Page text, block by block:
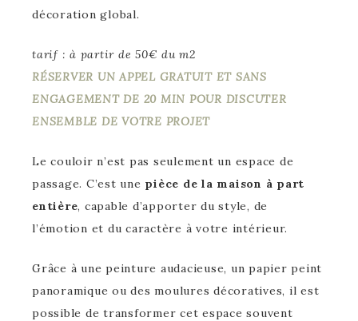
décoration global.
tarif : à partir de 50€ du m2
RÉSERVER UN APPEL GRATUIT ET SANS
ENGAGEMENT DE 20 MIN POUR DISCUTER
ENSEMBLE DE VOTRE PROJET
Le couloir n’est pas seulement un espace de
passage. C’est une pièce de la maison à part
entière, capable d’apporter du style, de
l’émotion et du caractère à votre intérieur.
Grâce à une peinture audacieuse, un papier peint
panoramique ou des moulures décoratives, il est
possible de transformer cet espace souvent